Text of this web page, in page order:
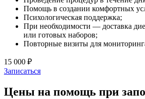
Помощь в создании комфортных
Психологическая поддержка;
При необходимости — доставка
или готовых наборов;
Повторные визиты для
15 000 ₽
Записаться
Цены на помощь при